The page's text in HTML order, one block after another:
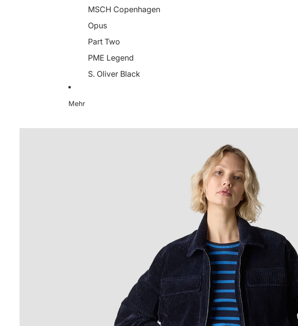
MSCH Copenhagen
Opus
Part Two
PME Legend
S. Oliver Black
Mehr